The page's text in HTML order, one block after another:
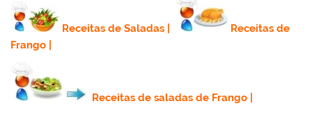
Receitas de Saladas
Receitas de
Frango
Receitas de saladas de Frango